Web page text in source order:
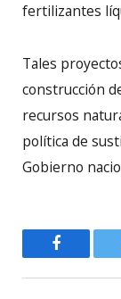
fertilizantes
Tales
construcción
recursos
política de
Gobierno
Facebook